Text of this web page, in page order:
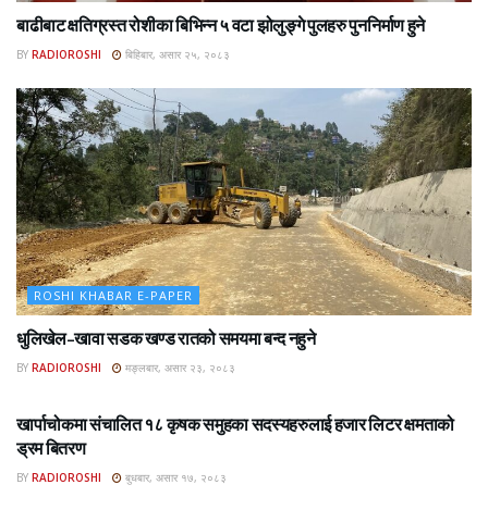
बाढीबाट क्षतिग्रस्त रोशीका बिभिन्न ५ वटा झोलुङ्गे पुलहरु पुननिर्माण हुने
BY RADIOROSHI बिहिबार, असार २५, २०८३
ROSHI KHABAR E-PAPER
धुलिखेल–खावा सडक खण्ड रातको समयमा बन्द नहुने
BY RADIOROSHI मङ्लबार, असार २३, २०८३
खार्पाचोकमा संचालित १८ कृषक समुहका सदस्यहरुलाई हजार लिटर क्षमताको
ड्रम बितरण
BY RADIOROSHI बुधबार, असार १७, २०८३